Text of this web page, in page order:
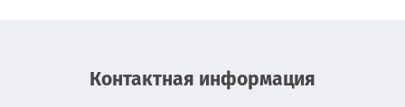
Контактная информация